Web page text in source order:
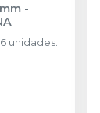
-
unidades.